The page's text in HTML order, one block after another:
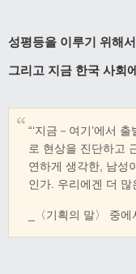
성평등을 이루기 위해
그리고 지금 한국 사회
“‘지금－여기’에서
로 현상을 진단하고
연하게 생각한, 남성
인가. 우리에겐 더 많
_〈기획의 말〉 중에